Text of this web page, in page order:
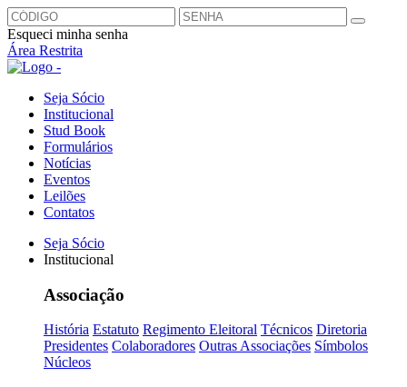
Esqueci minha senha
Área Restrita
Seja Sócio
Institucional
Stud Book
Formulários
Notícias
Eventos
Leilões
Contatos
Seja Sócio
Institucional
Associação
História Estatuto Regimento Eleitoral Técnicos Diretoria
Presidentes Colaboradores Outras Associações Símbolos
Núcleos